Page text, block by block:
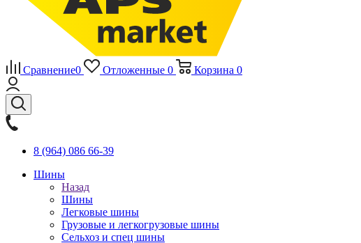
Сравнение0 Отложенные 0 Корзина 0
8 (964) 086 66-39
Шины
Назад
Шины
Легковые шины
Грузовые и легкогрузовые шины
Сельхоз и спец шины